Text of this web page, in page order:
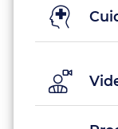
Videoconsulta
Clínicas
concertadas